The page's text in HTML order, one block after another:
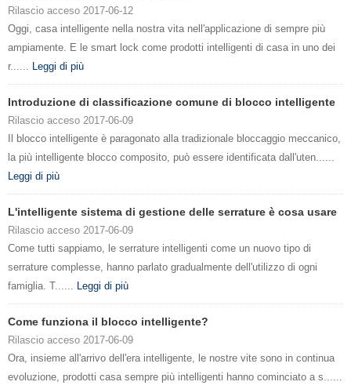
Rilascio acceso 2017-06-12
Oggi, casa intelligente nella nostra vita nell'applicazione di sempre più
ampiamente. E le smart lock come prodotti intelligenti di casa in uno dei
r...... Leggi di più
Introduzione di classificazione comune di blocco intelligente
Rilascio acceso 2017-06-09
Il blocco intelligente è paragonato alla tradizionale bloccaggio meccanico,
la più intelligente blocco composito, può essere identificata dall'uten......
Leggi di più
L'intelligente sistema di gestione delle serrature è cosa usare
Rilascio acceso 2017-06-09
Come tutti sappiamo, le serrature intelligenti come un nuovo tipo di
serrature complesse, hanno parlato gradualmente dell'utilizzo di ogni
famiglia. T...... Leggi di più
Come funziona il blocco intelligente?
Rilascio acceso 2017-06-09
Ora, insieme all'arrivo dell'era intelligente, le nostre vite sono in continua
evoluzione, prodotti casa sempre più intelligenti hanno cominciato a s......